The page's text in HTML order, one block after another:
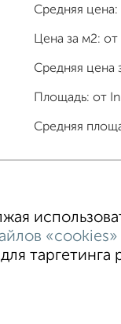
Средняя цена:
Цена за м2: от
Средняя цена
Площадь: от
Средняя
В
«cookies»
таргетинга